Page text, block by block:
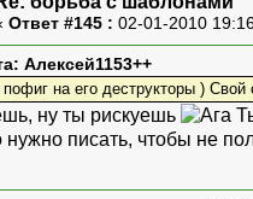
Ответ #145 : 02-01-2010
Алексей1153++
на его деструкторы )
ну ты рискуешь
нужно писать, чтобы не